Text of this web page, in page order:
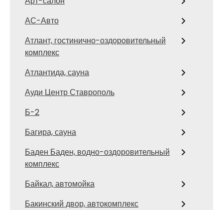
АС-Авто
Атлант, гостинично-оздоровительный
комплекс
Атлантида, сауна
Ауди Центр Ставрополь
Б-2
Багира, сауна
Баден Баден, водно-оздоровительный
комплекс
Байкал, автомойка
Бакинский двор, автокомплекс